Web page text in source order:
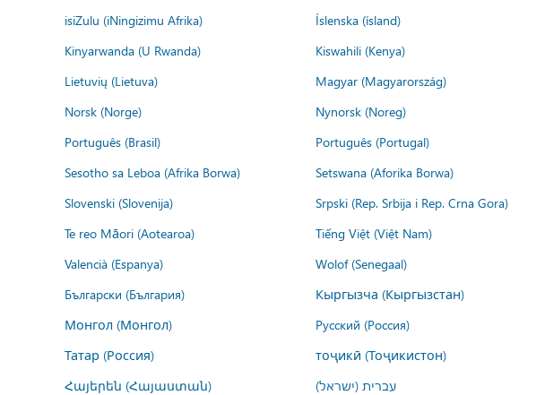
isiZulu (iNingizimu Afrika)
Íslenska (ísland)
Kinyarwanda (U Rwanda)
Kiswahili (Kenya)
Lietuvių (Lietuva)
Magyar (Magyarország)
Norsk (Norge)
Nynorsk (Noreg)
Português (Brasil)
Português (Portugal)
Sesotho sa Leboa (Afrika Borwa)
Setswana (Aforika Borwa)
Slovenski (Slovenija)
Srpski (Rep. Srbija i Rep. Crna Gora)
Te reo Māori (Aotearoa)
Tiếng Việt (Việt Nam)
Valencià (Espanya)
Wolof (Senegaal)
Български (България)
Кыргызча (Кыргызстан)
Монгол (Монгол)
Русский (Россия)
Татар (Россия)
тоҷикӣ (Тоҷикистон)
Հայերեն (Հայաստան)
עברית (ישראל)